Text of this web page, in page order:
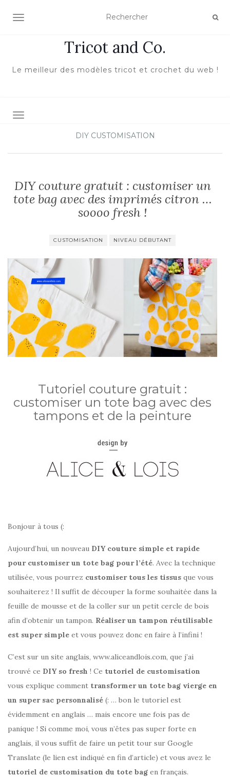
ACTIVER/DÉSACTIVER LA NAVIGATION
Tricot and Co.
Le meilleur des modèles tricot et crochet du web !
TOGGLE NAVIGATION
DIY CUSTOMISATION
DIY couture gratuit : customiser un
tote bag avec des imprimés citron …
soooo fresh !
CUSTOMISATION NIVEAU DÉBUTANT
Tutoriel couture gratuit :
customiser un tote bag avec des
tampons et de la peinture
Bonjour à tous (:
Aujourd’hui, un nouveau DIY couture simple et rapide
pour customiser un tote bag pour l’été. Avec la technique
utilisée, vous pourrez customiser tous les tissus que vous
souhaiterez ! Il suffit de découper la forme souhaitée dans la
feuille de mousse et de la coller sur un petit cercle de bois
afin d’obtenir un tampon. Réaliser un tampon réutilisable
est super simple et vous pouvez donc en faire à l’infini !
C’est sur un site anglais, www.aliceandlois.com, que j’ai
trouvé ce DIY so fresh ! Ce tutoriel de customisation
vous explique comment transformer un tote bag vierge en
un super sac personnalisé (: … bon le tutoriel est
évidemment en anglais … mais encore une fois pas de
panique ! Si comme moi, vous n’êtes pas super forte en
anglais, il vous suffit de faire un petit tour sur Google
Translate (le lien est indiqué en fin d’article) et vous avez le
tutoriel de customisation du tote bag en français.